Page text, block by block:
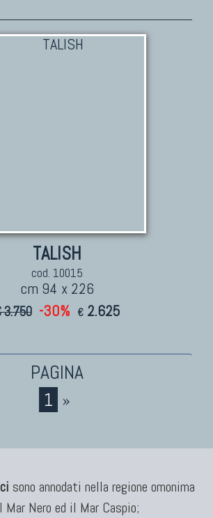
D'ARTE
Vecchi
Nuovi
Moderni
TALISH
cod. 10015
cm 94 x 226
3.750 -30% € 2.625
1 »
sono annodati nella regione omonima
Nero ed il Mar Caspio;